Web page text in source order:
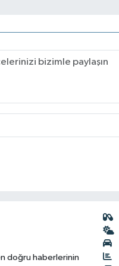
doğru haberlerinin